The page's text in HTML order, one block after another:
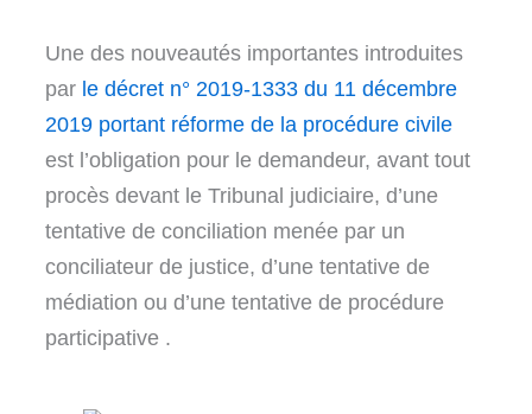
Une des nouveautés importantes introduites
par le décret n° 2019-1333 du 11 décembre
2019 portant réforme de la procédure civile
est l’obligation pour le demandeur, avant tout
procès devant le Tribunal judiciaire, d’une
tentative de conciliation menée par un
conciliateur de justice, d’une tentative de
médiation ou d’une tentative de procédure
participative .